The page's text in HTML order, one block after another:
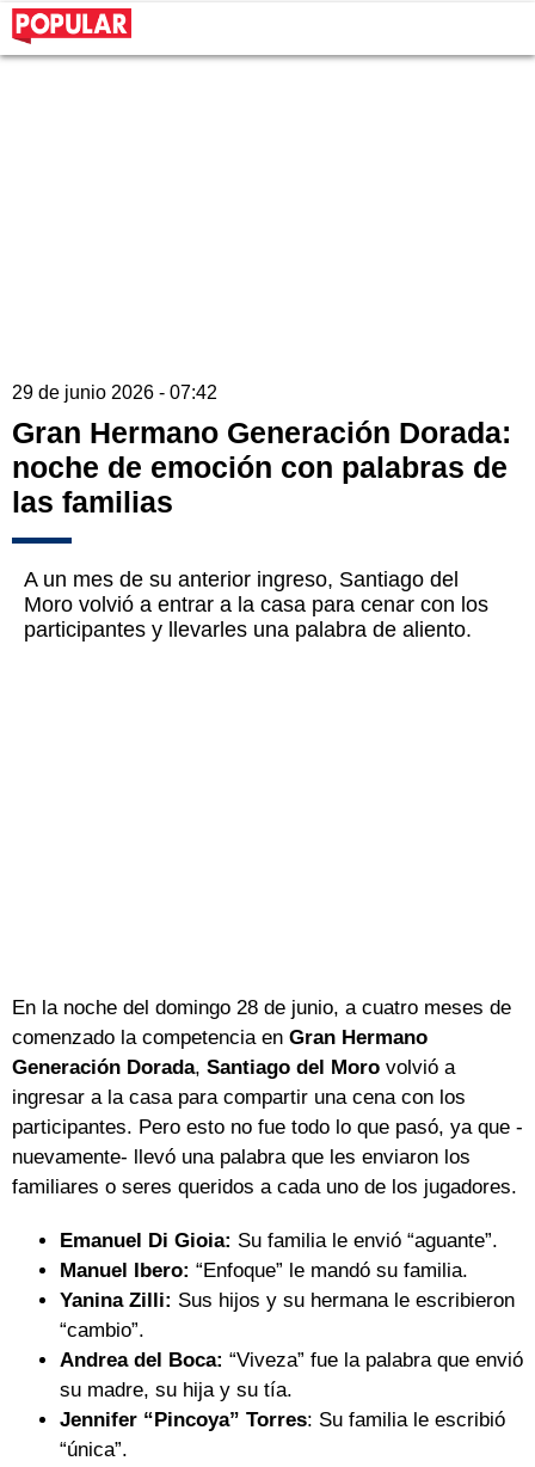
29 de junio 2026 - 07:42
Gran Hermano Generación Dorada:
noche de emoción con palabras de
las familias
A un mes de su anterior ingreso, Santiago del
Moro volvió a entrar a la casa para cenar con los
participantes y llevarles una palabra de aliento.
En la noche del domingo 28 de junio, a cuatro meses de
comenzado la competencia en Gran Hermano
Generación Dorada, Santiago del Moro volvió a
ingresar a la casa para compartir una cena con los
participantes. Pero esto no fue todo lo que pasó, ya que -
nuevamente- llevó una palabra que les enviaron los
familiares o seres queridos a cada uno de los jugadores.
Emanuel Di Gioia: Su familia le envió “aguante”.
Manuel Ibero: “Enfoque” le mandó su familia.
Yanina Zilli: Sus hijos y su hermana le escribieron
“cambio”.
Andrea del Boca: “Viveza” fue la palabra que envió
su madre, su hija y su tía.
Jennifer “Pincoya” Torres: Su familia le escribió
“única”.